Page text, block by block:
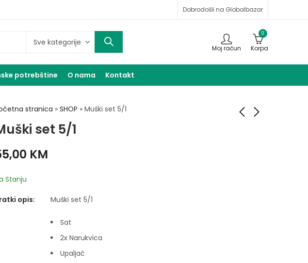
Dobrodošli na Globalbazar
Moj račun
0
Korpa
potrebštine O nama Kontakt
stranica » SHOP » Muški set 5/1
set 5/1
KM
Stanju
opis: Muški set 5/1
Sat
2x Narukvica
Upaljač